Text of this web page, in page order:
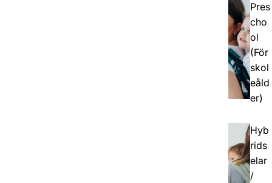
Pres
cho
ol
(För
skol
eåld
er)
Hyb
rids
elar
/